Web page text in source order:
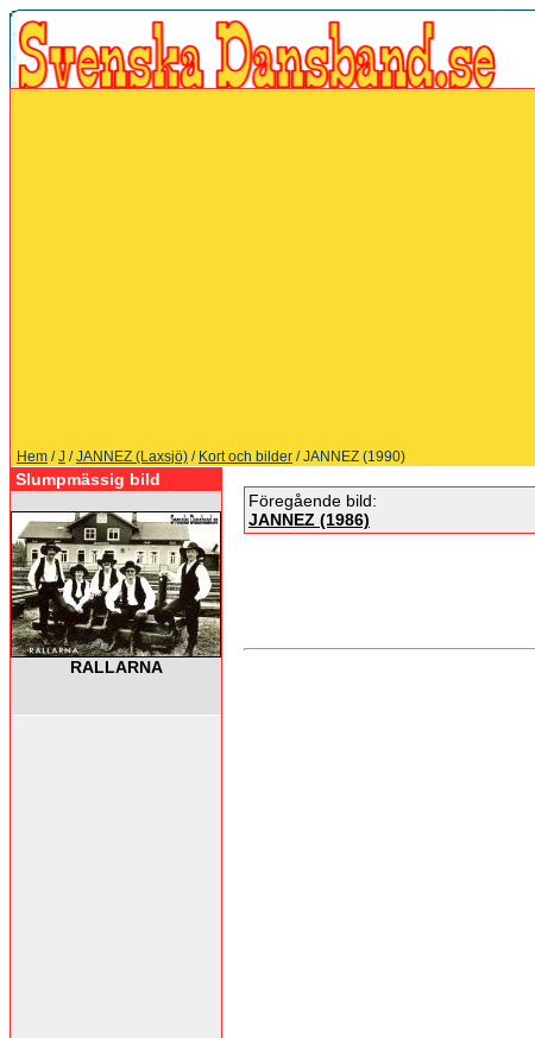
Hem /J /JANNEZ (Laxsjö) / Kort och bilder / JANNEZ (1990)
Slumpmässig bild
RALLARNA
Föregående bild:
JANNEZ (1986)